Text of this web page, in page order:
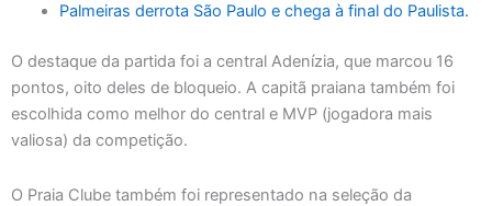
Palmeiras derrota São Paulo e chega à final do Paulista.
O destaque da partida foi a central Adenízia, que marcou 16
pontos, oito deles de bloqueio. A capitã praiana também foi
escolhida como melhor do central e MVP (jogadora mais
valiosa) da competição.
O Praia Clube também foi representado na seleção da